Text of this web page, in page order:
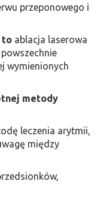
przeponowego i
to ablacja laserowa
wymienionych
metody
leczenia arytmii,
między